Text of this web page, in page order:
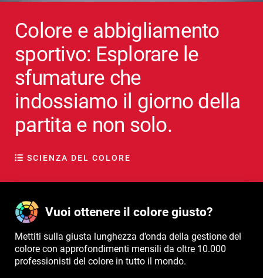
Colore e abbigliamento
sportivo: Esplorare le
sfumature che
indossiamo il giorno della
partita e non solo.
SCIENZA DEL COLORE
Vuoi ottenere il colore giusto?
Mettiti sulla giusta lunghezza d’onda della gestione del
colore con approfondimenti mensili da oltre 10.000
professionisti del colore in tutto il mondo.